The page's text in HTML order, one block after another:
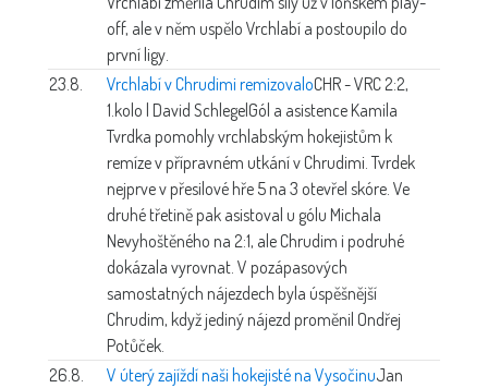
off, ale v něm uspělo Vrchlabí a postoupilo do
první ligy.
23.8.
Vrchlabí v Chrudimi remizovaloCHR - VRC 2:2,
1.kolo | David SchlegelGól a asistence Kamila
Tvrdka pomohly vrchlabským hokejistům k
remíze v přípravném utkání v Chrudimi. Tvrdek
nejprve v přesilové hře 5 na 3 otevřel skóre. Ve
druhé třetině pak asistoval u gólu Michala
Nevyhoštěného na 2:1, ale Chrudim i podruhé
dokázala vyrovnat. V pozápasových
samostatných nájezdech byla úspěšnější
Chrudim, když jediný nájezd proměnil Ondřej
Potůček.
26.8.
V úterý zajíždí naši hokejisté na VysočinuJan